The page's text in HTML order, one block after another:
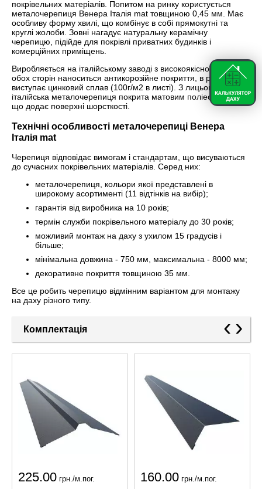
покрівельних матеріалів. Попитом на ринку користується
металочерепиця Венера Італія mat товщиною 0,45 мм. Має
особливу форму хвилі, що комбінує в собі прямокутні та
круглі жолоби. Зовні нагадує натуральну керамічну
черепицю, підійде для покрівлі приватних будинків і
комерційних приміщень.
Виробляється на італійському заводі з високоякісної сталі. З
обох сторін наноситься антикорозійне покриття, в ролі нього
виступає цинковий сплав (100г/м2 в листі). З лицьового боку
італійська металочерепиця покрита матовим поліестером,
що додає поверхні шорсткості.
Технічні особливості металочерепиці Венера
Італія mat
Черепиця відповідає вимогам і стандартам, що висуваються
до сучасних покрівельних матеріалів. Серед них:
металочерепиця, кольори якої представлені в
широкому асортименті (11 відтінків на вибір);
гарантія від виробника на 10 років;
термін служби покрівельного матеріалу до 30 років;
можливий монтаж на даху з ухилом 15 градусів і
більше;
мінімальна довжина - 750 мм, максимальна - 8000 мм;
декоративне покриття товщиною 35 мм.
Все це робить черепицю відмінним варіантом для монтажу
на даху різного типу.
Комплектація ‹ ›
225.00 грн./м.пог. 160.00 грн./м.пог.